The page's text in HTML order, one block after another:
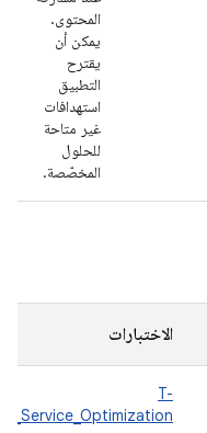
المحتوى.
يمكن أن
يقترح
التطبيق
استهدافات
غير متاحة
للحلول
المخصّصة.
الاختبارات
T-